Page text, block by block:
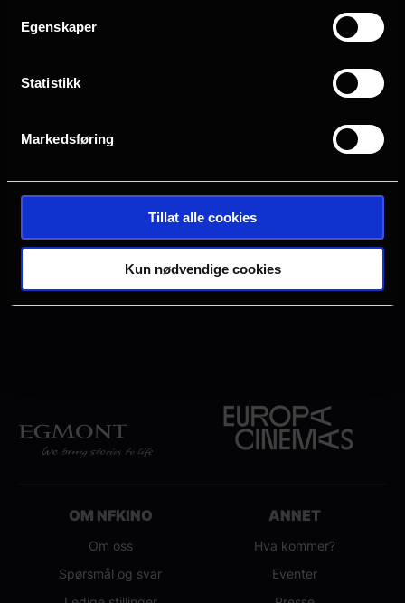
Egenskaper
Statistikk
Markedsføring
Tillat alle cookies
Kun nødvendige cookies
Friergangen 3
POSTADRESSE
Postboks 93
N-4801 Arendal
OM NFKINO
Om oss
Spørsmål og svar
ANNET
Hva kommer?
Eventer